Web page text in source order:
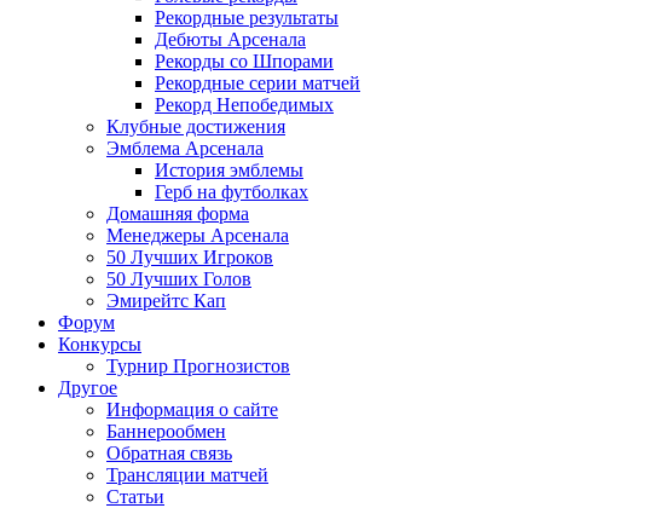
Рекордные результаты
Дебюты Арсенала
Рекорды со Шпорами
Рекордные серии матчей
Рекорд Непобедимых
Клубные достижения
Эмблема Арсенала
История эмблемы
Герб на футболках
Домашняя форма
Менеджеры Арсенала
50 Лучших Игроков
50 Лучших Голов
Эмирейтс Кап
Форум
Конкурсы
Турнир Прогнозистов
Другое
Информация о сайте
Баннерообмен
Обратная связь
Трансляции матчей
Статьи